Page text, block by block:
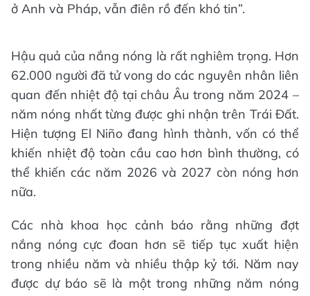
ở Anh và Pháp, vẫn điên rồ đến khó tin”.
Hậu quả của nắng nóng là rất nghiêm trọng. Hơn
62.000 người đã tử vong do các nguyên nhân liên
quan đến nhiệt độ tại châu Âu trong năm 2024 –
năm nóng nhất từng được ghi nhận trên Trái Đất.
Hiện tượng El Niño đang hình thành, vốn có thể
khiến nhiệt độ toàn cầu cao hơn bình thường, có
thể khiến các năm 2026 và 2027 còn nóng hơn
nữa.
Các nhà khoa học cảnh báo rằng những đợt
nắng nóng cực đoan hơn sẽ tiếp tục xuất hiện
trong nhiều năm và nhiều thập kỷ tới. Năm nay
được dự báo sẽ là một trong những năm nóng